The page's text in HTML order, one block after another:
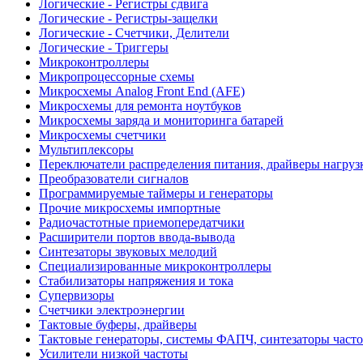
Логические - Регистры сдвига
Логические - Регистры-защелки
Логические - Счетчики, Делители
Логические - Триггеры
Микроконтроллеры
Микропроцессорные схемы
Микросхемы Analog Front End (AFE)
Микросхемы для ремонта ноутбуков
Микросхемы заряда и мониторинга батарей
Микросхемы счетчики
Мультиплексоры
Переключатели распределения питания, драйверы
Преобразователи сигналов
Программируемые таймеры и генераторы
Прочие микросхемы импортные
Радиочастотные приемопередатчики
Расширители портов ввода-вывода
Синтезаторы звуковых мелодий
Специализированные микроконтроллеры
Стабилизаторы напряжения и тока
Супервизоры
Счетчики электроэнергии
Тактовые буферы, драйверы
Тактовые генераторы, системы ФАПЧ, синтезаторы
Усилители низкой частоты